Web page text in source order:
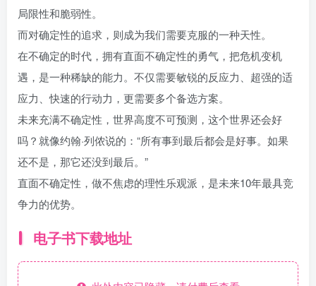
局限性和脆弱性。
而对确定性的追求，则成为我们需要克服的一种天性。
在不确定的时代，拥有直面不确定性的勇气，把危机变机
遇，是一种稀缺的能力。不仅需要敏锐的反应力、超强的适
应力、快速的行动力，更需要多个备选方案。
未来充满不确定性，世界高度不可预测，这个世界还会好
吗？就像约翰·列侬说的：“所有事到最后都会是好事。如果
还不是，那它还没到最后。”
直面不确定性，做不焦虑的理性乐观派，是未来10年最具竞
争力的优势。
电子书下载地址